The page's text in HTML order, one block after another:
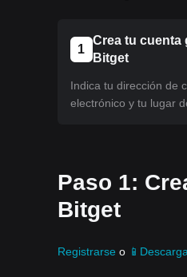
1
Crea tu cuenta
Bitget
Indica tu dirección de
electrónico y tu lugar
Paso 1:
Bitget
Registrarse o